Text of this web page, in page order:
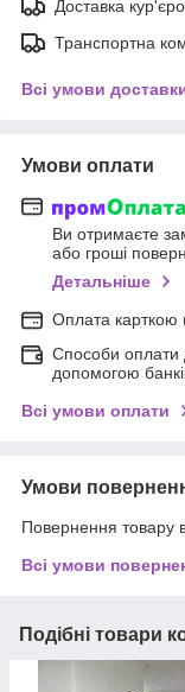
Доставка
Транспортна
Всі умови
Умови оплати
Ви отримаєте
або гроші
Детальніше
Оплата карткою
Способи оплати
допомогою
Всі умови оплати
Умови
Повернення товару
Всі умови
Подібні товари